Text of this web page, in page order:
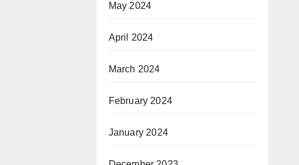
May 2024
April 2024
March 2024
February 2024
January 2024